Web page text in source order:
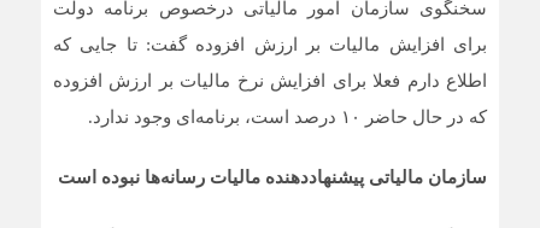
سخنگوی سازمان امور مالیاتی درخصوص برنامه دولت
برای افزایش مالیات بر ارزش افزوده گفت: تا جایی که
اطلاع دارم فعلا برای افزایش نرخ مالیات بر ارزش افزوده
که در حال حاضر ۱۰ درصد است، برنامه‌ای وجود ندارد.
سازمان مالیاتی پیشنهاددهنده مالیات رسانه‌ها نبوده است